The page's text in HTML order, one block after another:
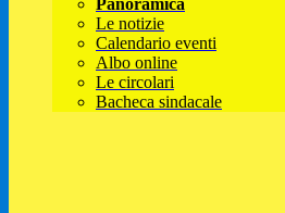
Panoramica
Le notizie
Calendario eventi
Albo online
Le circolari
Bacheca sindacale